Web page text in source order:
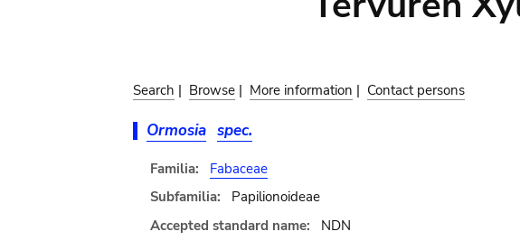
Search | Browse | More information | Contact persons
Ormosia spec.
Familia:
Fabaceae
Subfamilia:
Papilionoideae
Accepted standard name:
NDN